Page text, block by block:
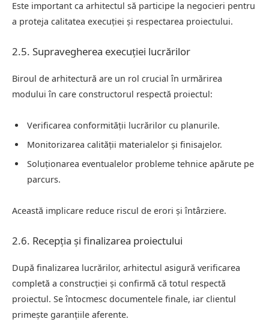
Este important ca arhitectul să participe la negocieri pentru
a proteja calitatea execuției și respectarea proiectului.
2.5. Supravegherea execuției lucrărilor
Biroul de arhitectură are un rol crucial în urmărirea
modului în care constructorul respectă proiectul:
Verificarea conformității lucrărilor cu planurile.
Monitorizarea calității materialelor și finisajelor.
Soluționarea eventualelor probleme tehnice apărute pe
parcurs.
Această implicare reduce riscul de erori și întârziere.
2.6. Recepția și finalizarea proiectului
După finalizarea lucrărilor, arhitectul asigură verificarea
completă a construcției și confirmă că totul respectă
proiectul. Se întocmesc documentele finale, iar clientul
primește garanțiile aferente.